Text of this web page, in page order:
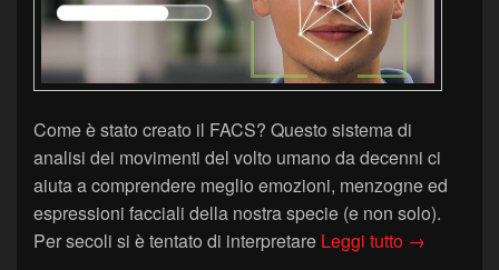
Come è stato creato il FACS? Questo sistema di
analisi dei movimenti del volto umano da decenni ci
aiuta a comprendere meglio emozioni, menzogne ed
espressioni facciali della nostra specie (e non solo).
Per secoli si è tentato di interpretare Leggi tutto La storia
→